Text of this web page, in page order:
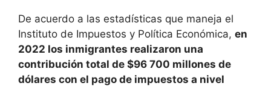
De acuerdo a las estadísticas que maneja el
Instituto de Impuestos y Política Económica, en
2022 los inmigrantes realizaron una
contribución total de $96 700 millones de
dólares con el pago de impuestos a nivel